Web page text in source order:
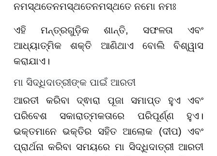
ନମସ୍ଥତେନମସ୍ଥତେନମସ୍ଥତେ ନମୋ ନମଃ
ଏହି ମନ୍ତ୍ରଗୁଡ଼ିକ ଶାନ୍ତି, ସଫଳତା ଏବଂ
ଆଧ୍ୟାତ୍ମିକ ଶକ୍ତି ଆଣିଥାଏ ବୋଲି ବିଶ୍ୱାସ
କରାଯାଏ।
ମା ସିଦ୍ଧିଦାତ୍ରୀଙ୍କ ପାଇଁ ଆରତୀ
ଆରତୀ କରିବା ଦ୍ଵାରା ପୂଜା ସମାପ୍ତ ହୁଏ ଏବଂ
ପରିବେଶ ସକାରାତ୍ମକତାରେ ପରିପୂର୍ଣ୍ଣ ହୁଏ।
ଭକ୍ତମାନେ ଭକ୍ତିର ସହିତ ଆଲୋକ (ଦୀପ) ଏବଂ
ପ୍ରାର୍ଥନା କରିବା ସମୟରେ ମା ସିଦ୍ଧିଦାତ୍ରୀ ଆରତୀ